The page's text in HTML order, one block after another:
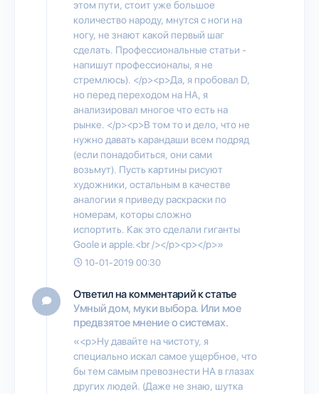
этом пути, стоит уже большое
количество народу, мнутся с ноги на
ногу, не знают какой первый шаг
сделать. Профессиональные статьи -
напишут профессионалы, я не
стремлюсь). </p><p>Да, я пробовал D,
но перед переходом на НА, я
анализировал многое что есть на
рынке. </p><p>В том то и дело, что не
нужно давать карандаши всем подряд
(если понадобиться, они сами
возьмут). Пусть картины рисуют
художники, остальным в качестве
аналогии я приведу раскраски по
номерам, которы сложно
испортить. Как это сделали гиганты
Goole и apple.<br /></p><p></p>»
10-01-2019 00:30
Ответил на комментарий к статье
Умный дом, муки выбора. Или мое
предвзятое мнение о системах.
«<p>Ну давайте на чистоту, я
специально искал самое ущербное, что
бы тем самым превознести HA в глазах
других людей. (Даже не знаю, шутка